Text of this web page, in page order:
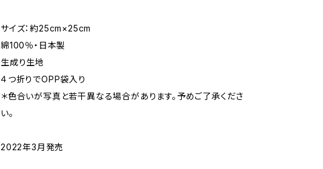
サイズ：約25cm×25cm
綿100％・日本製
生成り生地
４つ折りでOPP袋入り
＊色合いが写真と若干異なる場合があります。予めご了承くださ
い。
2022年3月発売